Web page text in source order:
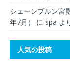
シェーンブルン宮
年7月）
に spa よ
人気の投稿